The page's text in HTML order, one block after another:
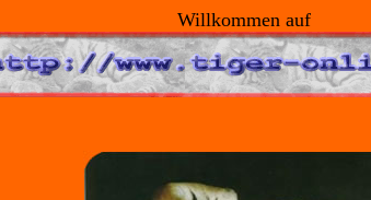
Willkommen auf